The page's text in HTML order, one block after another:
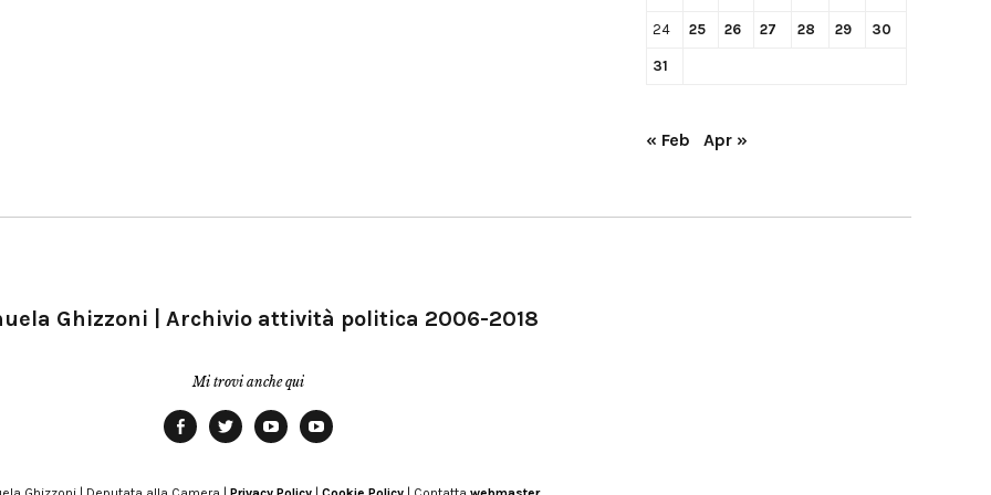
24 25 26 27 28 29 30
31
« Feb Apr »
Ghizzoni | Archivio attività politica 2006-2018
Mi trovi anche qui
Modena